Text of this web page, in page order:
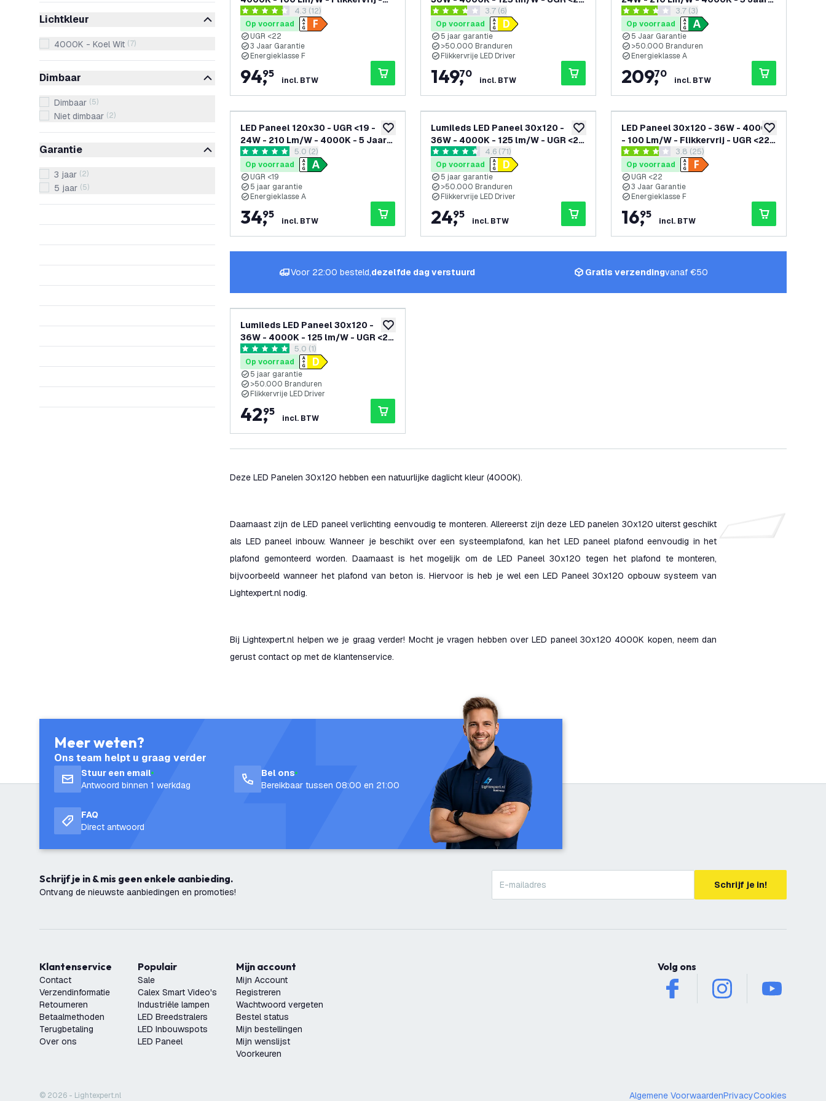
Lichtkleur
4000K - Koel Wit (7)
Dimbaar
Dimbaar (5)
Niet dimbaar (2)
Garantie
3 jaar (2)
5 jaar (5)
UGR <22 - 3 Jaar Garantie
reviews drawer openen
4.3 score sterren4.3 (12)
Op voorraad
UGR <22
3 Jaar Garantie
Energieklasse F
94,
95
incl. BTW
- 5 Jaar Garantiereviews drawer openen
3.7 score sterren3.7 (6)
Op voorraad
5 jaar garantie
>50.000 Branduren
Flikkervrije LED Driver
149,
70
incl. BTW
Garantie - Energieklasse A
reviews drawer openen
3.7 score sterren3.7 (3)
Op voorraad
5 Jaar Garantie
>50.000 Branduren
Energieklasse A
209,
70
incl. BTW
toevoegen aan verlanglijst
LED Paneel 120x30 - UGR <19 -
24W - 210 Lm/W - 4000K - 5 Jaar
Garantie - Energieklasse A
reviews drawer openen
5 score sterren5.0 (2)
Op voorraad
UGR <19
5 jaar garantie
Energieklasse A
34,
95
incl. BTW
toevoegen aan verlanglijst
Lumileds LED Paneel 30x120 -
36W - 4000K - 125 lm/W - UGR <22
- 5 Jaar Garantiereviews drawer openen
4.6 score sterren4.6 (71)
Op voorraad
5 jaar garantie
>50.000 Branduren
Flikkervrije LED Driver
24,
95
incl. BTW
toevoegen
LED Paneel 30x120 - 36W - 4000K
- 100 Lm/W - Flikkervrij - UGR <22 -
3 Jaar Garantiereviews drawer openen
3.8 score sterren3.8 (25)
Op voorraad
UGR <22
3 Jaar Garantie
Energieklasse F
16,
95
incl. BTW
toevoegen aan verlanglijst
Lumileds LED Paneel 30x120 -
36W - 4000K - 125 lm/W - UGR <22
- 5 Jaar Garantie - Incl. Dimbare
LED Driver
reviews drawer openen
5 score sterren5.0 (1)
Op voorraad
5 jaar garantie
>50.000 Branduren
Flikkervrije LED Driver
42,
95
incl. BTW
Voor 22:00 besteld,dezelfde dag verstuurd Gratis verzendingvanaf €50
Deze LED Panelen 30x120 hebben een natuurlijke daglicht kleur (4000K).
Daarnaast zijn de LED paneel verlichting eenvoudig te monteren. Allereerst zijn deze LED panelen 30x120 uiterst geschikt
als LED paneel inbouw. Wanneer je beschikt over een systeemplafond, kan het LED paneel plafond eenvoudig in het
plafond gemonteerd worden. Daarnaast is het mogelijk om de LED Paneel 30x120 tegen het plafond te monteren,
bijvoorbeeld wanneer het plafond van beton is. Hiervoor is heb je wel een LED Paneel 30x120 opbouw systeem van
Lightexpert.nl nodig.
Bij Lightexpert.nl helpen we je graag verder! Mocht je vragen hebben over LED paneel 30x120 4000K kopen, neem dan
gerust contact op met de klantenservice.
Meer weten?
Ons team helpt u graag verder
Stuur een email
Antwoord binnen 1 werkdag
Bel ons
Bereikbaar tussen 08:00 en 21:00
FAQ
Direct antwoord
Schrijf je in & mis geen enkele aanbieding.
Ontvang de nieuwste aanbiedingen en promoties!
Schrijf je in!
Klantenservice
Contact
Verzendinformatie
Retourneren
Betaalmethoden
Terugbetaling
Over ons
Populair
Sale
Calex Smart Video's
Industriële lampen
LED Breedstralers
LED Inbouwspots
LED Paneel
Mijn account
Mijn Account
Registreren
Wachtwoord vergeten
Bestel status
Mijn bestellingen
Mijn wenslijst
Voorkeuren
Volg ons
facebook instagram youtube
© 2026 - Lightexpert.nl Algemene VoorwaardenPrivacyCookies